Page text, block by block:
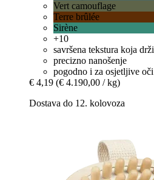
Vert camouflage
Terre brûlée
Sirène
+10
savršena tekstura koja drži
precizno nanošenje
pogodno i za osjetljive oči
€ 4,19 (€ 4.190,00 / kg)
Dostava do 12. kolovoza